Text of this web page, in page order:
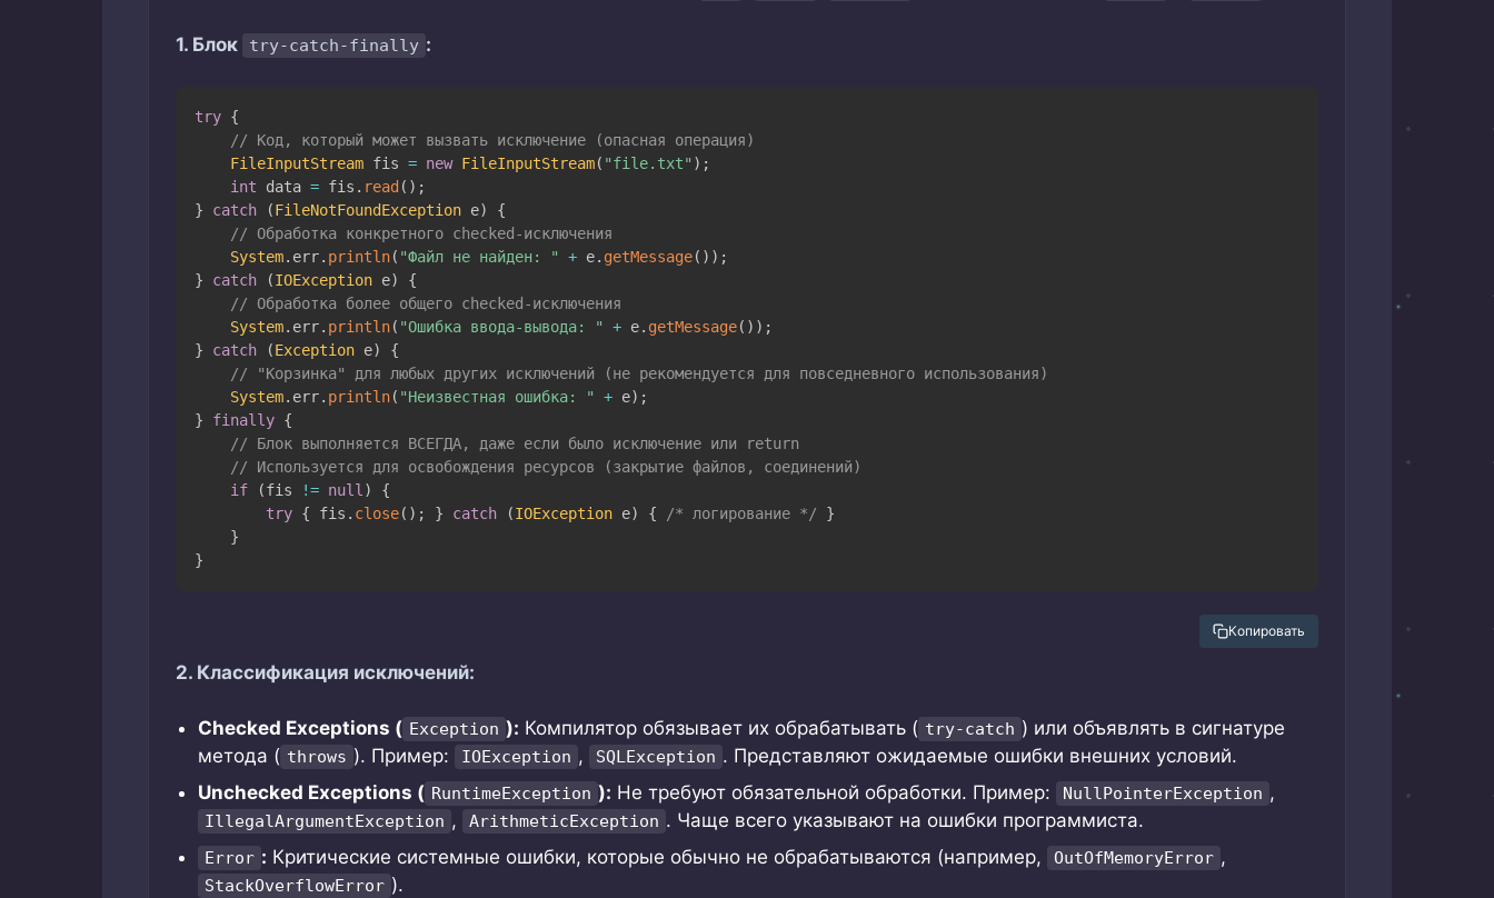
1. Блок try-catch-finally :
try {
// Код, который может вызвать исключение (опасная операция)
FileInputStream fis = new FileInputStream( "file.txt" ) ;
int data = fis . read ( ) ;
}
catch (FileNotFoundException e)
{
// Обработка конкретного checked-исключения
System. err. println( "Файл не найден: " + e. getMessage( ) ) ;
}
catch (IOException e)
{
// Обработка более общего checked-исключения
System. err. println( "Ошибка ввода-вывода: " + e. getMessage( ) ) ;
}
catch (Exception e)
{
// "Корзинка" для любых других исключений (не рекомендуется для повседневного использования)
System. err. println( "Неизвестная ошибка: " + e) ;
}
finally {
// Блок выполняется ВСЕГДА, даже если было исключение или return
// Используется для освобождения ресурсов (закрытие файлов, соединений)
if
(fis != null )
{
try { fis . close( ) ; } catch (IOException e) { /* логирование */
}
}
}
Копировать
2. Классификация исключений:
Checked Exceptions ( Exception ): Компилятор обязывает их обрабатывать ( try-catch ) или объявлять в сигнатуре
метода ( throws ). Пример: IOException , SQLException . Представляют ожидаемые ошибки внешних условий.
Unchecked Exceptions ( RuntimeException ): Не требуют обязательной обработки. Пример: NullPointerException ,
IllegalArgumentException , ArithmeticException . Чаще всего указывают на ошибки программиста.
Error : Критические системные ошибки, которые обычно не обрабатываются (например, OutOfMemoryError ,
StackOverflowError ).